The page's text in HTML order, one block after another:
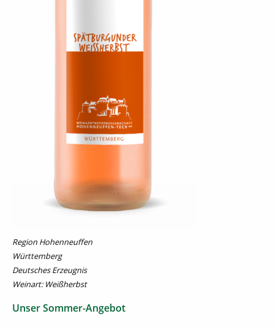
Region Hohenneuffen
Württemberg
Deutsches Erzeugnis
Weinart: Weißherbst
Unser Sommer-Angebot